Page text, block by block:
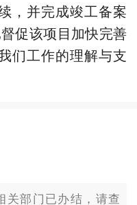
，并完成竣工备案
促该项目加快完善
们工作的理解与支
关部门已办结，请查